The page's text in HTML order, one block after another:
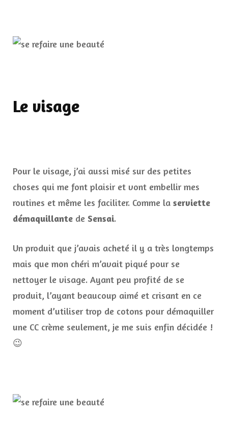
Le visage
Pour le visage, j’ai aussi misé sur des petites
choses qui me font plaisir et vont embellir mes
routines et même les faciliter. Comme la serviette
démaquillante de Sensai.
Un produit que j’avais acheté il y a très longtemps
mais que mon chéri m’avait piqué pour se
nettoyer le visage. Ayant peu profité de se
produit, l’ayant beaucoup aimé et crisant en ce
moment d’utiliser trop de cotons pour démaquiller
une CC crème seulement, je me suis enfin décidée !
😉